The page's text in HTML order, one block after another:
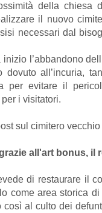
della chiesa
il nuovo
necessari dal
l’abbandono
dovuto all’incuria,
per evitare il
i visitatori.
sul cimitero
all'art bonus,
di restaurare il
come area storica
così al culto dei